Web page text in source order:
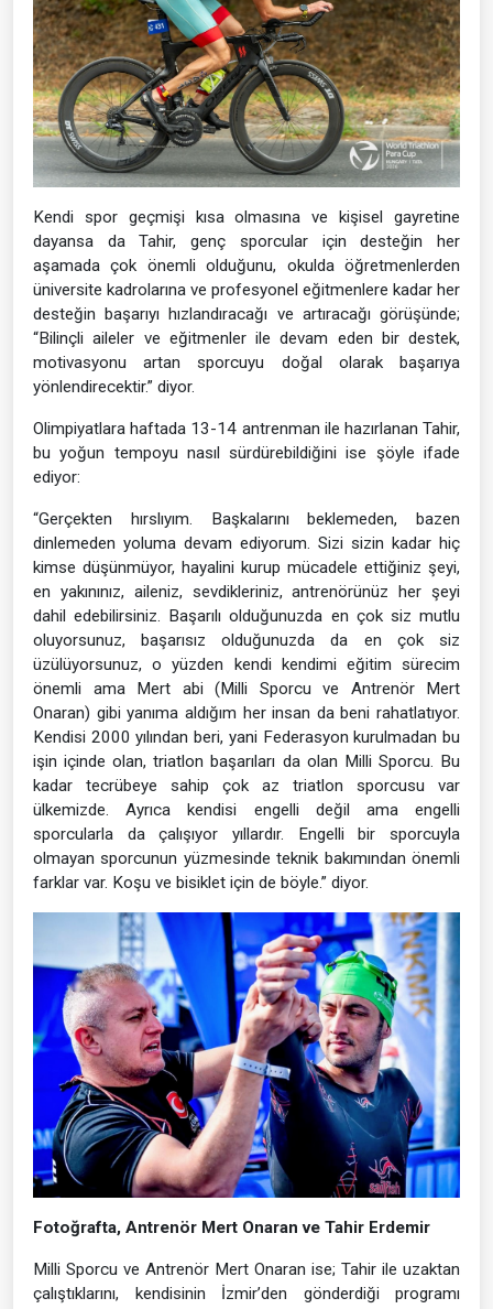
Kendi spor geçmişi kısa olmasına ve kişisel gayretine
dayansa da Tahir, genç sporcular için desteğin her
aşamada çok önemli olduğunu, okulda öğretmenlerden
üniversite kadrolarına ve profesyonel eğitmenlere kadar her
desteğin başarıyı hızlandıracağı ve artıracağı görüşünde;
“Bilinçli aileler ve eğitmenler ile devam eden bir destek,
motivasyonu artan sporcuyu doğal olarak başarıya
yönlendirecektir.” diyor.
Olimpiyatlara haftada 13-14 antrenman ile hazırlanan Tahir,
bu yoğun tempoyu nasıl sürdürebildiğini ise şöyle ifade
ediyor:
“Gerçekten hırslıyım. Başkalarını beklemeden, bazen
dinlemeden yoluma devam ediyorum. Sizi sizin kadar hiç
kimse düşünmüyor, hayalini kurup mücadele ettiğiniz şeyi,
en yakınınız, aileniz, sevdikleriniz, antrenörünüz her şeyi
dahil edebilirsiniz. Başarılı olduğunuzda en çok siz mutlu
oluyorsunuz, başarısız olduğunuzda da en çok siz
üzülüyorsunuz, o yüzden kendi kendimi eğitim sürecim
önemli ama Mert abi (Milli Sporcu ve Antrenör Mert
Onaran) gibi yanıma aldığım her insan da beni rahatlatıyor.
Kendisi 2000 yılından beri, yani Federasyon kurulmadan bu
işin içinde olan, triatlon başarıları da olan Milli Sporcu. Bu
kadar tecrübeye sahip çok az triatlon sporcusu var
ülkemizde. Ayrıca kendisi engelli değil ama engelli
sporcularla da çalışıyor yıllardır. Engelli bir sporcuyla
olmayan sporcunun yüzmesinde teknik bakımından önemli
farklar var. Koşu ve bisiklet için de böyle.” diyor.
Fotoğrafta, Antrenör Mert Onaran ve Tahir Erdemir
Milli Sporcu ve Antrenör Mert Onaran ise; Tahir ile uzaktan
çalıştıklarını, kendisinin İzmir’den gönderdiği programı